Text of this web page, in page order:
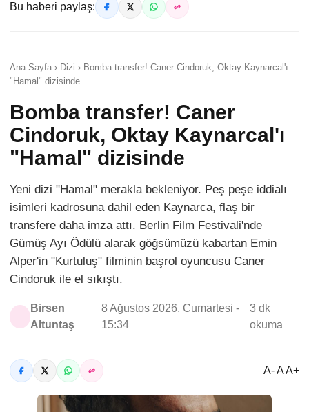
Bu haberi paylaş:
Ana Sayfa › Dizi › Bomba transfer! Caner Cindoruk, Oktay Kaynarcal'ı
"Hamal" dizisinde
Bomba transfer! Caner
Cindoruk, Oktay Kaynarcal'ı
"Hamal" dizisinde
Yeni dizi "Hamal" merakla bekleniyor. Peş peşe iddialı
isimleri kadrosuna dahil eden Kaynarca, flaş bir
transfere daha imza attı. Berlin Film Festivali'nde
Gümüş Ayı Ödülü alarak göğsümüzü kabartan Emin
Alper'in "Kurtuluş" filminin başrol oyuncusu Caner
Cindoruk ile el sıkıştı.
Birsen
Altuntaş
8 Ağustos 2026, Cumartesi -
15:34
3 dk
okuma
A- A A+